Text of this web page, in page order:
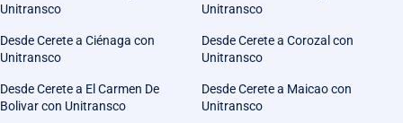
Unitransco
Unitransco
Desde Cerete a Ciénaga con
Unitransco
Desde Cerete a Corozal con
Unitransco
Desde Cerete a El Carmen De
Bolivar con Unitransco
Desde Cerete a Maicao con
Unitransco